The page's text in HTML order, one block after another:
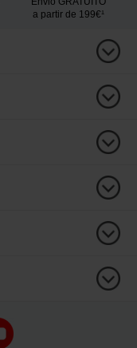
a partir de 199€¹